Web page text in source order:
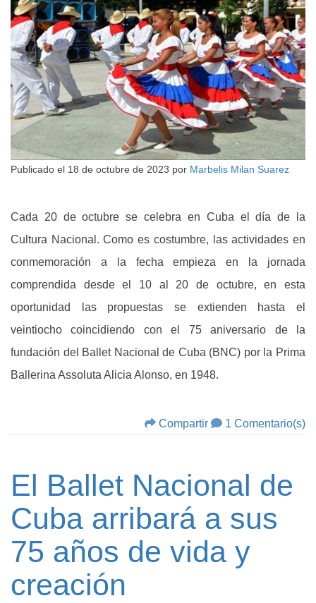
Publicado el 18 de octubre de 2023 por Marbelis Milan Suarez
Cada 20 de octubre se celebra en Cuba el día de la
Cultura Nacional. Como es costumbre, las actividades en
conmemoración a la fecha empieza en la jornada
comprendida desde el 10 al 20 de octubre, en esta
oportunidad las propuestas se extienden hasta el
veintiocho coincidiendo con el 75 aniversario de la
fundación del Ballet Nacional de Cuba (BNC) por la Prima
Ballerina Assoluta Alicia Alonso, en 1948.
Compartir 1 Comentario(s)
El Ballet Nacional de
Cuba arribará a sus
75 años de vida y
creación